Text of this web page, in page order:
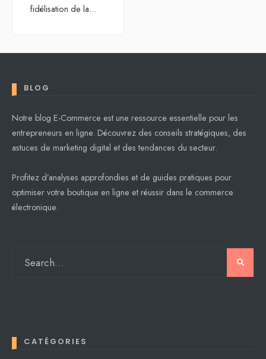
fidélisation de la...
BLOG
Notre blog E-Commerce est une ressource essentielle pour les
entrepreneurs en ligne. Découvrez des conseils stratégiques, des
astuces de marketing digital et des tendances du secteur.
Profitez d’analyses approfondies et de guides pratiques pour
optimiser votre boutique en ligne et réussir dans le commerce
électronique.
CATÉGORIES